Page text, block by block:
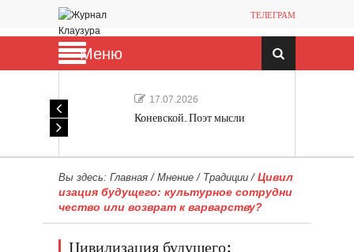
ТЕЛЕГРАМ
Меню
17.07.2026
Коневской. Поэт мысли
Вы здесь: Главная / Мнение / Традиции / Цивил
изация будущего: культурное сотрудни
чество или возврат к варварству?
Цивилизация будущего: